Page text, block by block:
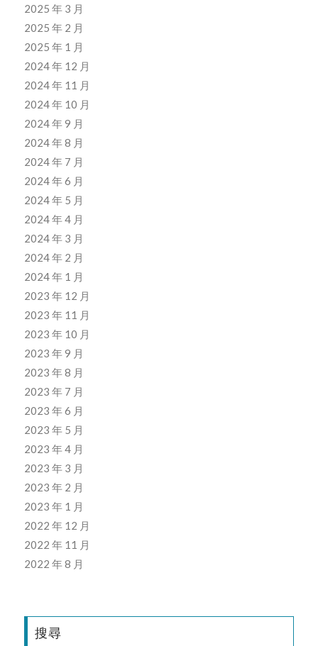
2025 年 3 月
2025 年 2 月
2025 年 1 月
2024 年 12 月
2024 年 11 月
2024 年 10 月
2024 年 9 月
2024 年 8 月
2024 年 7 月
2024 年 6 月
2024 年 5 月
2024 年 4 月
2024 年 3 月
2024 年 2 月
2024 年 1 月
2023 年 12 月
2023 年 11 月
2023 年 10 月
2023 年 9 月
2023 年 8 月
2023 年 7 月
2023 年 6 月
2023 年 5 月
2023 年 4 月
2023 年 3 月
2023 年 2 月
2023 年 1 月
2022 年 12 月
2022 年 11 月
2022 年 8 月
搜尋